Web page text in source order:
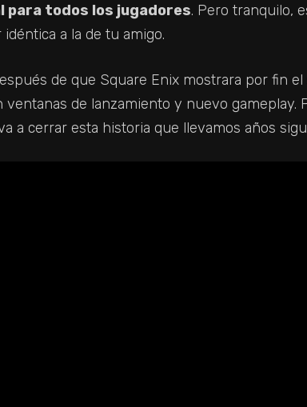
para todos los jugadores. Pero tranquilo,
a la de tu amigo.
de que Square Enix mostrara por fin
ventanas de lanzamiento y nuevo gameplay.
a cerrar esta historia que llevamos años